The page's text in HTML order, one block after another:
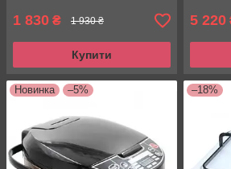
1 830 ₴ 1 930 ₴
Купити
5 220
Новинка –5% –18%